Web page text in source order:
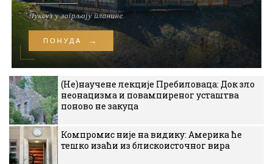
(Не)научене лекције Пребиловаца: Док зло
неонацизма и повампиреног усташтва
поново не закуца
Компромис није на видику: Америка ће
тешко изаћи из блискоисточног вира